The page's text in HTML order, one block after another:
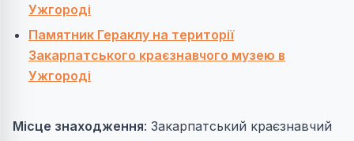
Ужгороді
Памятник Гераклу на території
Закарпатського краєзнавчого музею в
Ужгороді
Місце знаходження: Закарпатський краєзнавчий